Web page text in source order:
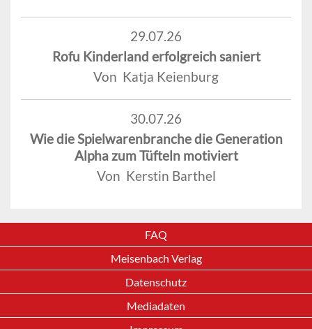
29.07.26
Rofu Kinderland erfolgreich saniert
Von Katja Keienburg
30.07.26
Wie die Spielwarenbranche die Generation
Alpha zum Tüfteln motiviert
Von Kerstin Barthel
FAQ
Meisenbach Verlag
Datenschutz
Mediadaten